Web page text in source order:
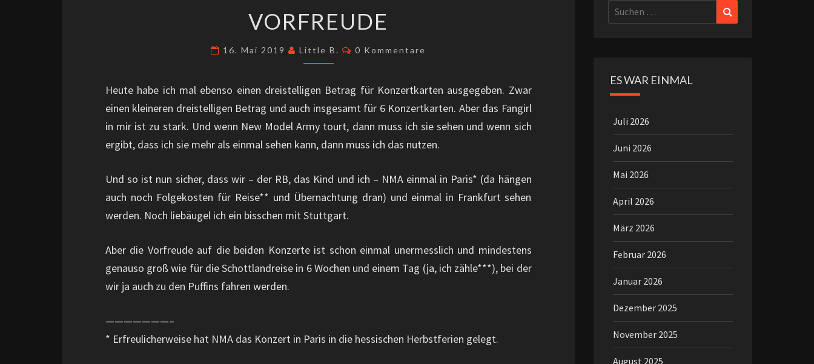
VORFREUDE
16. Mai 2019 Little B. Kommentare
0 Kommentare
Heute habe ich mal ebenso einen dreistelligen Betrag für Konzertkarten ausgegeben. Zwar
einen kleineren dreistelligen Betrag und auch insgesamt für 6 Konzertkarten. Aber das Fangirl
in mir ist zu stark. Und wenn New Model Army tourt, dann muss ich sie sehen und wenn sich
ergibt, dass ich sie mehr als einmal sehen kann, dann muss ich das nutzen.
Und so ist nun sicher, dass wir – der RB, das Kind und ich – NMA einmal in Paris* (da hängen
auch noch Folgekosten für Reise** und Übernachtung dran) und einmal in Frankfurt sehen
werden. Noch liebäugel ich ein bisschen mit Stuttgart.
Aber die Vorfreude auf die beiden Konzerte ist schon einmal unermesslich und mindestens
genauso groß wie für die Schottlandreise in 6 Wochen und einem Tag (ja, ich zähle***), bei der
wir ja auch zu den Puffins fahren werden.
———————–
* Erfreulicherweise hat NMA das Konzert in Paris in die hessischen Herbstferien gelegt.
Suchen
nach:
ES WAR EINMAL
Juli 2026
Juni 2026
Mai 2026
April 2026
März 2026
Februar 2026
Januar 2026
Dezember 2025
November 2025
August 2025